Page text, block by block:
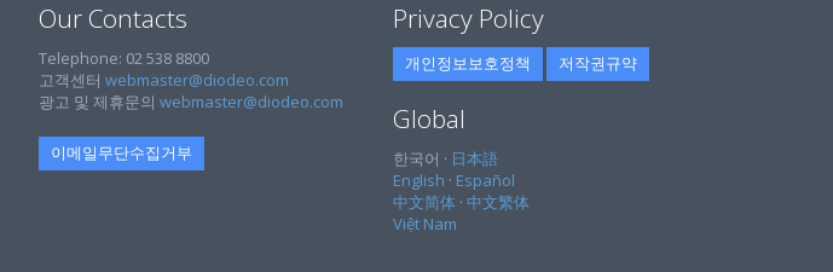
Our Contacts
Telephone: 02 538 8800
고객센터 webmaster@diodeo.com
광고 및 제휴문의 webmaster@diodeo.com
이메일무단수집거부
Privacy Policy
개인정보보호정책 저작권규약
Global
한국어 · 日本語
English · Español
中文简体 · 中文繁体
Việt Nam